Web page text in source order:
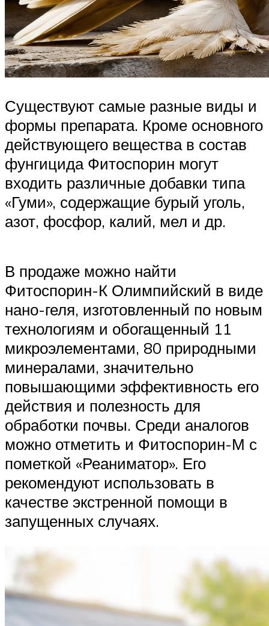
Существуют самые разные виды и
формы препарата. Кроме основного
действующего вещества в состав
фунгицида Фитоспорин могут
входить различные добавки типа
«Гуми», содержащие бурый уголь,
азот, фосфор, калий, мел и др.
В продаже можно найти
Фитоспорин-К Олимпийский в виде
нано-геля, изготовленный по новым
технологиям и обогащенный 11
микроэлементами, 80 природными
минералами, значительно
повышающими эффективность его
действия и полезность для
обработки почвы. Среди аналогов
можно отметить и Фитоспорин-М с
пометкой «Реаниматор». Его
рекомендуют использовать в
качестве экстренной помощи в
запущенных случаях.